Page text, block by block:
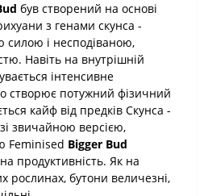
був створений на основі
з генами скунса -
силою і несподіваною,
Навіть на внутрішній
інтенсивне
створює потужний фізичний
кайф від предків Скунса -
звичайною версією,
Feminised Bigger Bud
продуктивність. Як на
рослинах, бутони величезні,